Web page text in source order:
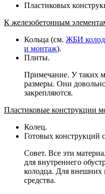
Пластиковых
К железобетонным
Кольца (см. ЖБИ
и монтаж).
Плиты.
Примечание. У таких
размеры. Они
закрепляются.
Пластиковые конструкции
Колец.
Готовых конструкций
Совет. Все эти
для внутреннего
колодца. Для внешних
средства.